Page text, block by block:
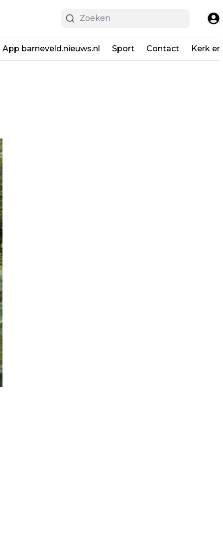
App barneveld.nieuws.nl Sport Contact Kerk